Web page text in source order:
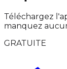
Téléchargez
manquez
GRATUITE